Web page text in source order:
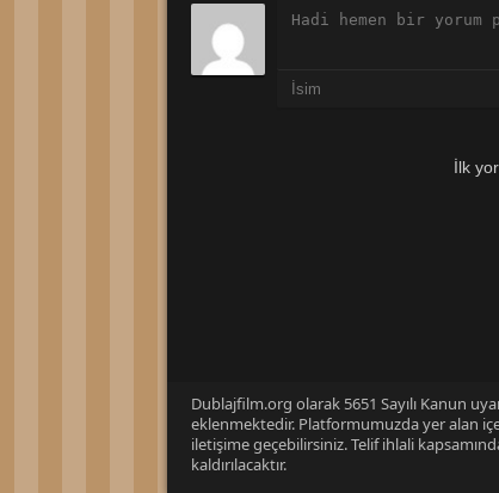
İlk
Dublajfilm.org olarak 5651 Sayılı Kanun
eklenmektedir. Platformumuzda yer alan
iletişime geçebilirsiniz. Telif ihlali
kaldırılacaktır.